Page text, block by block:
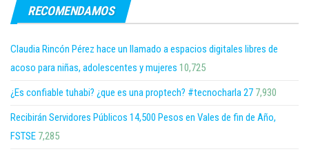
RECOMENDAMOS
Claudia Rincón Pérez hace un llamado a espacios digitales libres de
acoso para niñas, adolescentes y mujeres 10,725
¿Es confiable tuhabi? ¿que es una proptech? #tecnocharla 27 7,930
Recibirán Servidores Públicos 14,500 Pesos en Vales de fin de Año,
FSTSE 7,285